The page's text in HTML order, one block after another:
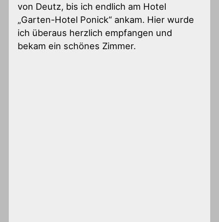
von Deutz, bis ich endlich am Hotel
„Garten-Hotel Ponick“ ankam. Hier wurde
ich überaus herzlich empfangen und
bekam ein schönes Zimmer.